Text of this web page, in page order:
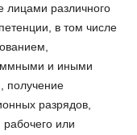
лицами различного
в том числе
и иными
получение
разрядов,
рабочего или